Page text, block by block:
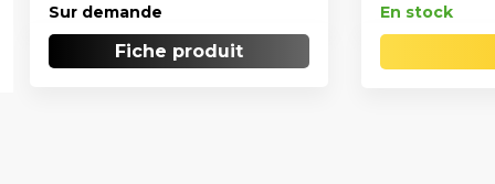
Sur demande
Fiche produit
En stock